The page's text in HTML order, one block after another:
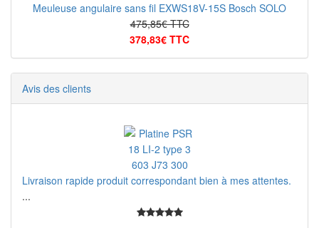
Meuleuse angulaire sans fil EXWS18V-15S Bosch SOLO
475,85€ TTC
378,83€ TTC
Avis des clients
Livraison rapide produit correspondant bien à mes attentes.
...